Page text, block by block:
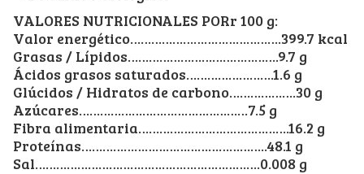
VALORES NUTRICIONALES PORr 100 g:
Valor energético…………………………………….399.7 kcal
Grasas / Lípidos…………………………………….9.7 g
Ácidos grasos saturados…………………….1.6 g
Glúcidos / Hidratos de carbono……………….30 g
Azúcares…………………………………………7.5 g
Fibra alimentaria…………………………………….16.2 g
Proteínas……………………………………………..48.1 g
Sal……………………………………………………….0.008 g